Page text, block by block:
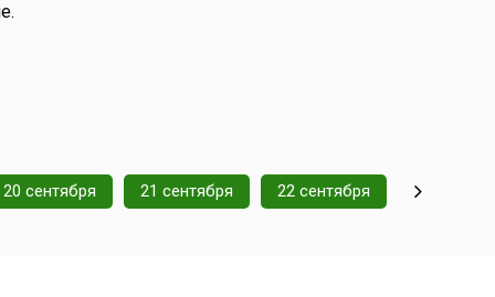
20 сентября 21 сентября 22 сентября